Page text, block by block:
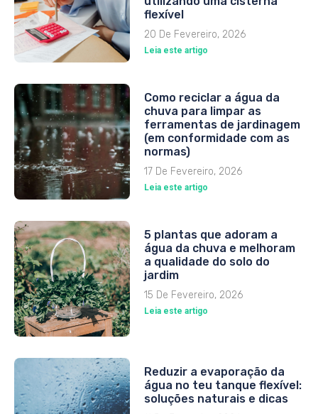
flexível
20 De Fevereiro, 2026
Leia este artigo
Como reciclar a água da
chuva para limpar as
ferramentas de jardinagem
(em conformidade com as
normas)
17 De Fevereiro, 2026
Leia este artigo
5 plantas que adoram a
água da chuva e melhoram
a qualidade do solo do
jardim
15 De Fevereiro, 2026
Leia este artigo
Reduzir a evaporação da
água no teu tanque flexível:
soluções naturais e dicas